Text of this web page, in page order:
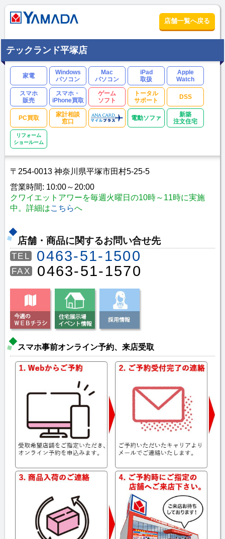
店舗一覧へ戻る
テックランド平塚店
家電
Windows
パソコン
Mac
パソコン
iPad
取扱
Apple
Watch
スマホ
販売
スマホ・
iPhone買取
ゲーム
ソフト
トータル
サポート
DSS
PC買取
家計相談
窓口
電動ソファ
新築
注文住宅
リフォーム
ショールーム
〒254-0013 神奈川県平塚市田村5-25-5
営業時間: 10:00～20:00
クワイエットアワーを毎週火曜日の10時～11時に実施
中。詳細はこちらへ
店舗・商品に関するお問い合せ先
TEL 0463-51-1500
FAX 0463-51-1570
スマホ事前オンライン予約、来店受取